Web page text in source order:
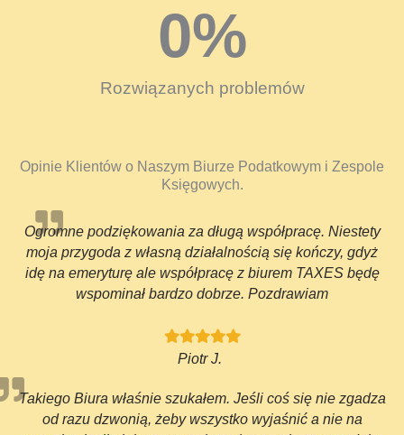
Rozwiązanych problemów
0%
Opinie Klientów o Naszym Biurze Podatkowym i Zespole
Księgowych.
Ogromne podziękowania za długą współpracę. Niestety
moja przygoda z własną działalnością się kończy, gdyż
idę na emeryturę ale współpracę z biurem TAXES będę
wspominał bardzo dobrze. Pozdrawiam
Piotr J.
Takiego Biura właśnie szukałem. Jeśli coś się nie zgadza
od razu dzwonią, żeby wszystko wyjaśnić a nie na